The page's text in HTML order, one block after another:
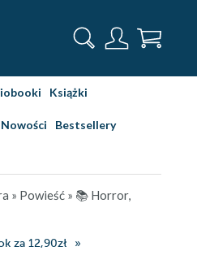
Książki
Nowości Bestsellery
» Powieść » 📚 Horror,
za 12,90zł